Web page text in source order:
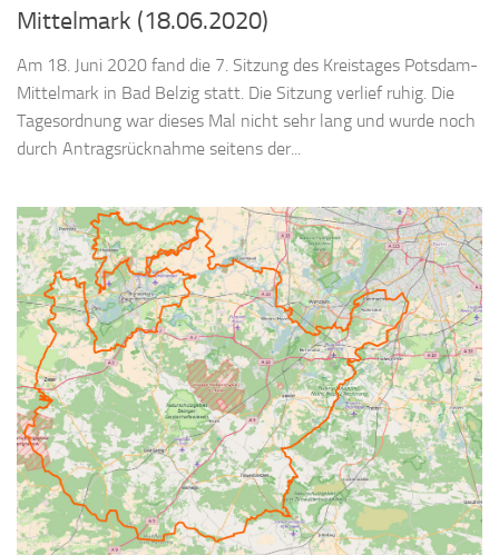
Mittelmark (18.06.2020)
Am 18. Juni 2020 fand die 7. Sitzung des Kreistages Potsdam-
Mittelmark in Bad Belzig statt. Die Sitzung verlief ruhig. Die
Tagesordnung war dieses Mal nicht sehr lang und wurde noch
durch Antragsrücknahme seitens der...